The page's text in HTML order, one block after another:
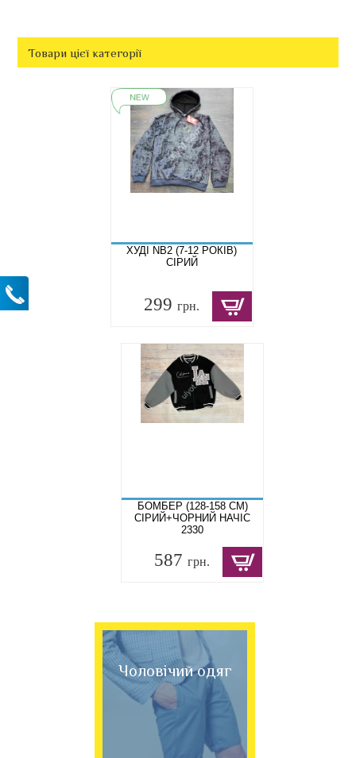
Товари цієї категорії
ХУДІ NB2 (7-12 РОКІВ)
СІРИЙ
299 грн.
БОМБЕР (128-158 СМ)
СІРИЙ+ЧОРНИЙ НАЧІС
2330
587 грн.
Чоловічий одяг